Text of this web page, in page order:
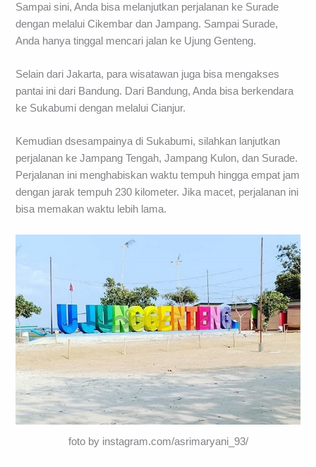
Sampai sini, Anda bisa melanjutkan perjalanan ke Surade
dengan melalui Cikembar dan Jampang. Sampai Surade,
Anda hanya tinggal mencari jalan ke Ujung Genteng.
Selain dari Jakarta, para wisatawan juga bisa mengakses
pantai ini dari Bandung. Dari Bandung, Anda bisa berkendara
ke Sukabumi dengan melalui Cianjur.
Kemudian dsesampainya di Sukabumi, silahkan lanjutkan
perjalanan ke Jampang Tengah, Jampang Kulon, dan Surade.
Perjalanan ini menghabiskan waktu tempuh hingga empat jam
dengan jarak tempuh 230 kilometer. Jika macet, perjalanan ini
bisa memakan waktu lebih lama.
foto by instagram.com/asrimaryani_93/